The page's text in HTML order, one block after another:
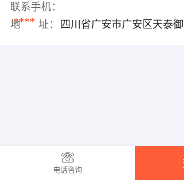
联系手机：
****
地 址： 四川省广安市广安区天泰
电话咨询